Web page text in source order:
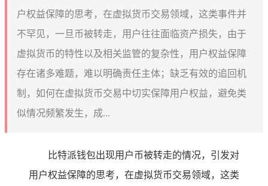
户权益保障的思考，在虚拟货币交易领域，这类事件并
不罕见，一旦币被转走，用户往往面临资产损失，由于
虚拟货币的特性以及相关监管的复杂性，用户权益保障
存在诸多难题，难以明确责任主体；缺乏有效的追回机
制，如何在虚拟货币交易中切实保障用户权益，避免类
似情况频繁发生，成...
比特派钱包出现用户币被转走的情况，引发对
用户权益保障的思考，在虚拟货币交易领域，这类